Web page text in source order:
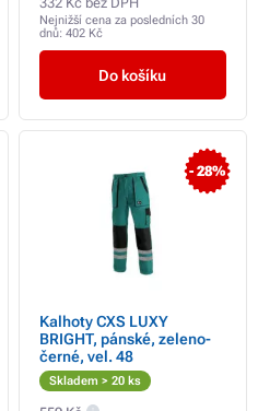
Nejnižší cena za posledních 30
dnů: 402 Kč
Do košíku
- 28%
Kalhoty CXS LUXY
BRIGHT, pánské, zeleno-
černé, vel. 48
Skladem > 20 ks